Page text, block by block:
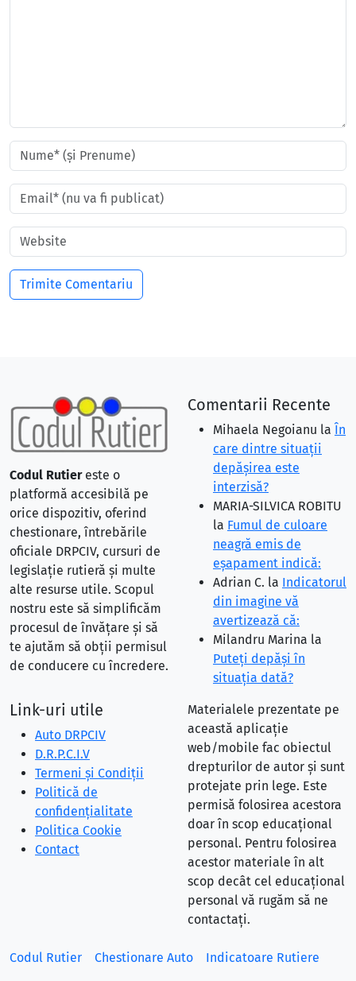
Codul Rutiereste o
platformă accesibilă pe
orice dispozitiv, oferind
chestionare, întrebările
oficiale DRPCIV, cursuri de
legislație rutieră și multe
alte resurse utile. Scopul
nostru este să simplificăm
procesul de învățare și să
te ajutăm să obții permisul
de conducere cu încredere.
Comentarii Recente
Mihaela Negoianu la În
care dintre situaţii
depăşirea este
interzisă?
MARIA-SILVICA ROBITU
la Fumul de culoare
neagră emis de
eşapament indică:
Adrian C. la Indicatorul
din imagine vă
avertizează că:
Milandru Marina la
Puteţi depăşi în
situaţia dată?
Link-uri utile
Auto DRPCIV
D.R.P.C.I.V
Termeni și Condiții
Politică de
confidențialitate
Politica Cookie
Contact
Materialele prezentate pe
această aplicație
web/mobile fac obiectul
drepturilor de autor și sunt
protejate prin lege. Este
permisă folosirea acestora
doar în scop educațional
personal. Pentru folosirea
acestor materiale în alt
scop decât cel educațional
personal vă rugăm să ne
contactați.
Codul Rutier Chestionare Auto Indicatoare Rutiere